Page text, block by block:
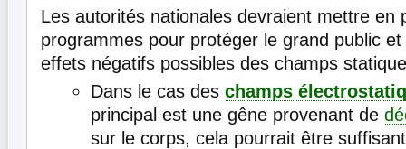
Les autorités nationales devraient mettre en
programmes pour protéger le grand public
effets négatifs possibles des champs
Dans le cas des champs
principal est une gêne provenant de
sur le corps, cela pourrait être